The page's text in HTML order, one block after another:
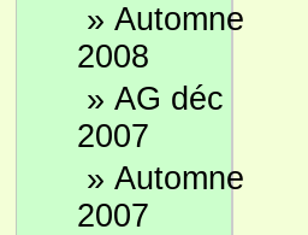
» Automne
2008
» AG déc
2007
» Automne
2007